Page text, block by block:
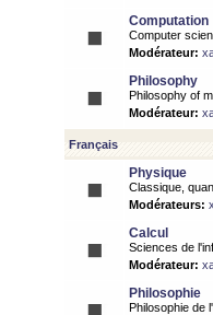
Computation
Computer
Modérateur:
Philosophy
Philosophy of
Modérateur:
Français
Physique
Classique,
Modérateurs:
Calcul
Sciences de
Modérateur:
Philosophie
Philosophie de